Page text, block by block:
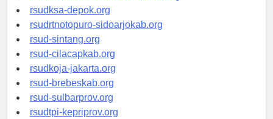
rsuddrloekmonohadi-kuduskab.org
rsudksa-depok.org
rsudrtnotopuro-sidoarjokab.org
rsud-sintang.org
rsud-cilacapkab.org
rsudkoja-jakarta.org
rsud-brebeskab.org
rsud-sulbarprov.org